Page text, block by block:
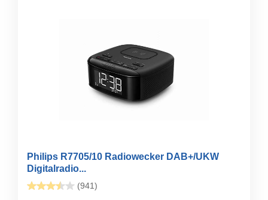
Philips R7705/10 Radiowecker DAB+/UKW
Digitalradio...
(941)